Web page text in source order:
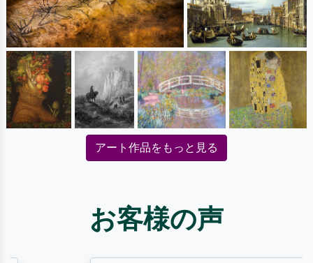
アート作品をもっと見る
お客様の声